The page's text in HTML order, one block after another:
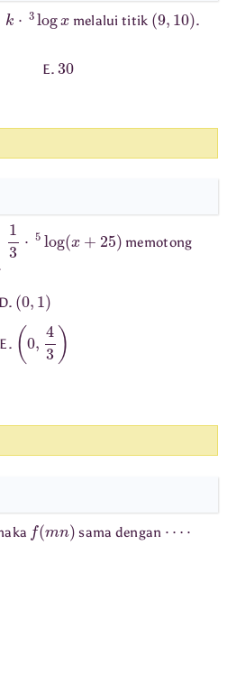
3 logx melalui titik (9 10).
30
⋅5 log( +25 )
memotong
(0 ,1)
(0, 43 )
f(m ) sama dengan